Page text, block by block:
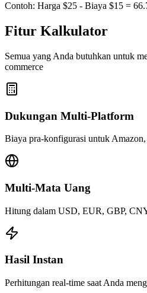
Contoh: Harga $25 - Biaya $15 =
Fitur Kalkulator
Semua yang Anda butuhkan untuk
commerce
Dukungan Multi-Platform
Biaya pra-konfigurasi untuk
Multi-Mata Uang
Hitung dalam USD, EUR, GBP,
Hasil Instan
Perhitungan real-time saat Anda